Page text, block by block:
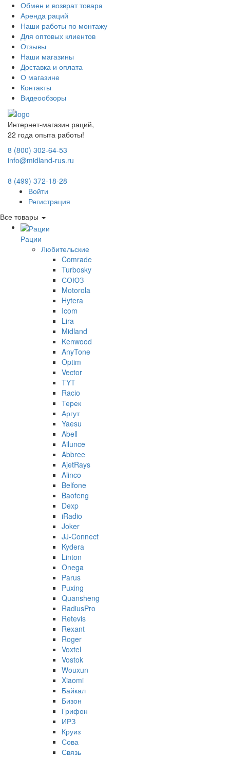
Обмен и возврат товара
Аренда раций
Наши работы по монтажу
Для оптовых клиентов
Отзывы
Наши магазины
Доставка и оплата
О магазине
Контакты
Видеообзоры
Интернет-магазин раций,
22 года опыта работы!
8 (800) 302-64-53
info@midland-rus.ru
8 (499) 372-18-28
Войти
Регистрация
Все товары
Рации
Любительские
Comrade
Turbosky
СОЮЗ
Motorola
Hytera
Icom
Lira
Midland
Kenwood
AnyTone
Optim
Vector
TYT
Racio
Терек
Аргут
Yaesu
Abell
Ailunce
Abbree
AjetRays
Alinco
Belfone
Baofeng
Dexp
iRadio
Joker
JJ-Connect
Kydera
Linton
Onega
Parus
Puxing
Quansheng
RadiusPro
Retevis
Rexant
Roger
Voxtel
Vostok
Wouxun
Xiaomi
Байкал
Бизон
Грифон
ИРЗ
Круиз
Сова
Связь